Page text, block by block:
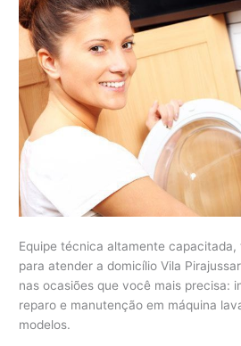
Equipe técnica altamente capacitada,
para atender a domicílio Vila
nas ocasiões que você mais precisa:
reparo e manutenção em máquina
modelos.